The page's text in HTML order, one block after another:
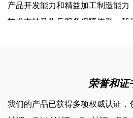
产品开发能力和精益加工制造能
技术支持及售后服务保障体系。我
公司成立以来，先后通过了
ISO14001环境管理体系认证、
荣誉和证
我们的产品已获得多项权威认证